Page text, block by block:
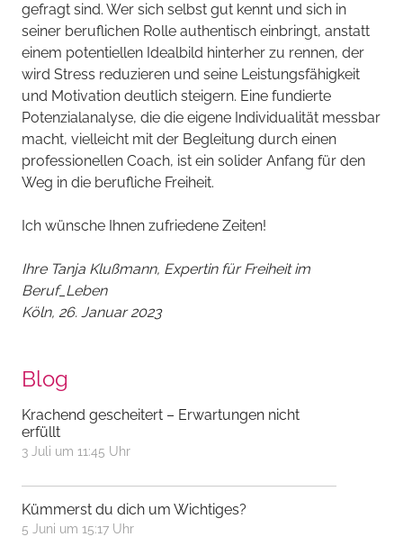
gefragt sind. Wer sich selbst gut kennt und sich in
seiner beruflichen Rolle authentisch einbringt, anstatt
einem potentiellen Idealbild hinterher zu rennen, der
wird Stress reduzieren und seine Leistungsfähigkeit
und Motivation deutlich steigern. Eine fundierte
Potenzialanalyse, die die eigene Individualität messbar
macht, vielleicht mit der Begleitung durch einen
professionellen Coach, ist ein solider Anfang für den
Weg in die berufliche Freiheit.
Ich wünsche Ihnen zufriedene Zeiten!
Ihre Tanja Klußmann, Expertin für Freiheit im
Beruf_Leben
Köln, 26. Januar 2023
Blog
Krachend gescheitert – Erwartungen nicht
erfüllt
3 Juli um 11:45 Uhr
Kümmerst du dich um Wichtiges?
5 Juni um 15:17 Uhr